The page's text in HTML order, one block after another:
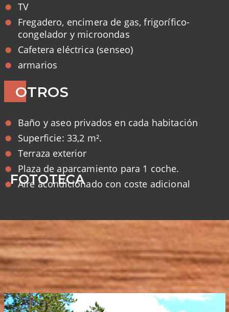
TV
Fregadero, encimera de gas, frigorífico-
congelador y microondas
Cafetera eléctrica (senseo)
armarios
OTROS
Baño y aseo privados en cada habitación
Superficie: 33,2 m².
Terraza exterior
Plaza de aparcamiento para 1 coche.
Aire acondicionado con coste adicional
FOTOTECA